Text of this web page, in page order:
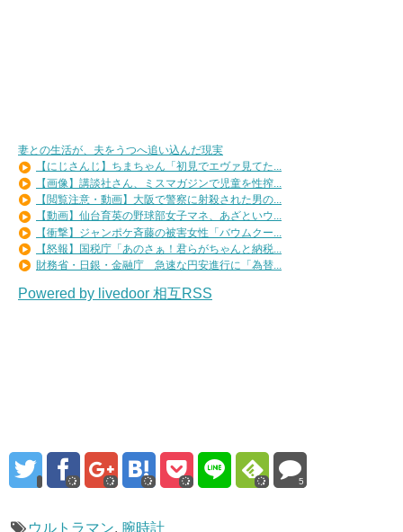
妻との生活が、夫をうつへ追い込んだ現実
【にじさんじ】ちまちゃん「初見でエヴァ見てた...
【画像】講談社さん、ミスマガジンで児童を性搾...
【閲覧注意・動画】大阪で警察に射殺された男の...
【動画】仙台育英の野球部女子マネ、あざといウ...
【衝撃】ジャンポケ斉藤の被害女性「バウムクー...
【怒報】国税庁「あのさぁ！君らがちゃんと納税...
財務省・日銀・金融庁 急速な円安進行に「為替...
Powered by livedoor 相互RSS
5
ウルトラマン, 腕時計